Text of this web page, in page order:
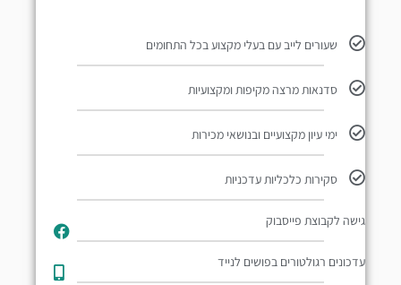
שעורים לייב עם בעלי מקצוע בכל התחומים
סדנאות מרצה מקיפות ומקצועיות
ימי עיון מקצועיים ובנושאי מכירות
סקירות כלכליות עדכניות
גישה לקבוצת פייסבוק
עדכונים רגולטורים בפושים לנייד​